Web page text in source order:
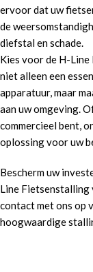
ervoor dat uw
de
diefstal en schade.
Kies voor de H-
niet alleen een
apparatuur, maar
aan uw omgeving.
commercieel bent,
oplossing voor uw
Bescherm uw
Line Fietsenstalling
contact met ons op
hoogwaardige